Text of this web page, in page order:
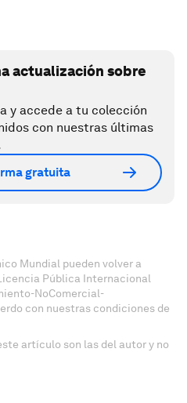
actualización sobre
y accede a tu colección
con nuestras últimas
gratuita
Mundial pueden volver a
Pública Internacional
NoComercial-
con nuestras condiciones de
artículo son las del autor y no